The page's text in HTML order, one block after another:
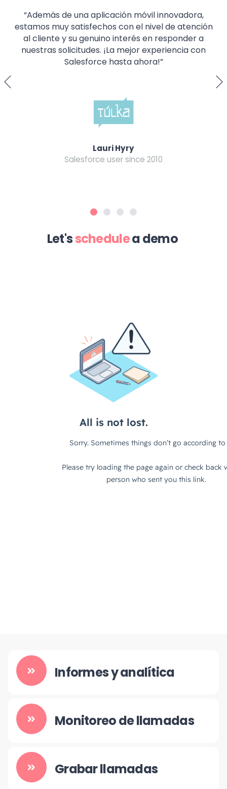
“Además de una aplicación móvil innovadora,
estamos muy satisfechos con el nivel de atención
al cliente y su genuino interés en responder a
nuestras solicitudes. ¡La mejor experiencia con
Salesforce hasta ahora!”
Lauri Hyry
Salesforce user since 2010
Let'sschedulea demo
Informes y analítica
Monitoreo de llamadas
Grabar llamadas